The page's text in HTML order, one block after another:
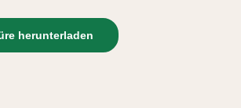
herunterladen